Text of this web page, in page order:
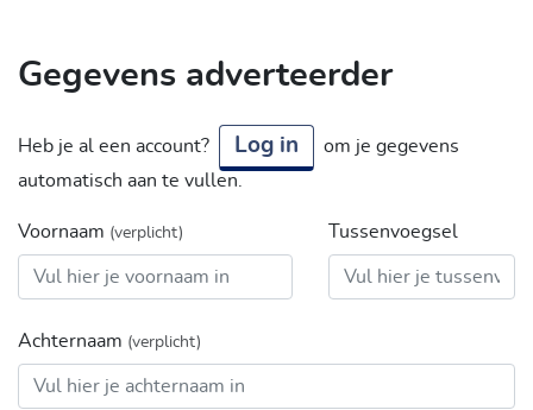
Gegevens adverteerder
Heb je al een account? Log in
om je gegevens
automatisch aan te vullen.
Voornaam (verplicht) Tussenvoegsel
Achternaam (verplicht)